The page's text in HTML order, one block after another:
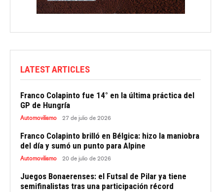
LATEST ARTICLES
Franco Colapinto fue 14° en la última práctica del
GP de Hungría
Automovilismo 27 de julio de 2026
Franco Colapinto brilló en Bélgica: hizo la maniobra
del día y sumó un punto para Alpine
Automovilismo 20 de julio de 2026
Juegos Bonaerenses: el Futsal de Pilar ya tiene
semifinalistas tras una participación récord